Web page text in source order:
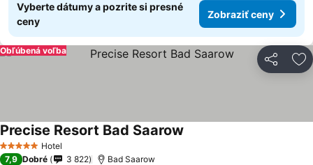
Vyberte dátumy a pozrite si presné
ceny
Zobraziť ceny
Zdieľať
Obľúbená voľba
5 Počet hviezdičiek
Hotel
Precise Resort Bad Saarow
7,9 Dobré 3 822 Bad Saarow